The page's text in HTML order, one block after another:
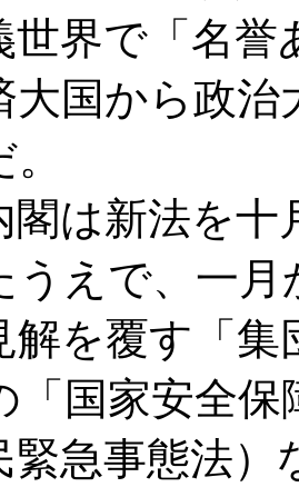
世界で「名
大国から政
は新法を十
うえで、一
解を覆す「
「国家安全
緊急事態法